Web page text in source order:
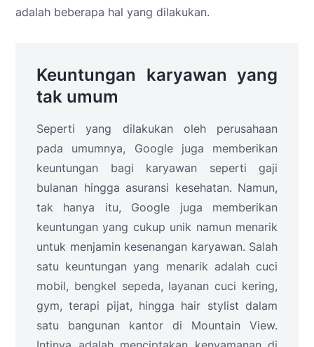
adalah beberapa hal yang dilakukan.
Keuntungan karyawan yang
tak umum
Seperti yang dilakukan oleh perusahaan
pada umumnya, Google juga memberikan
keuntungan bagi karyawan seperti gaji
bulanan hingga asuransi kesehatan. Namun,
tak hanya itu, Google juga memberikan
keuntungan yang cukup unik namun menarik
untuk menjamin kesenangan karyawan. Salah
satu keuntungan yang menarik adalah cuci
mobil, bengkel sepeda, layanan cuci kering,
gym, terapi pijat, hingga hair stylist dalam
satu bangunan kantor di Mountain View.